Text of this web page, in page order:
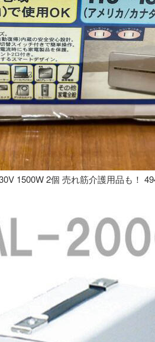
1500W 2個 売れ筋介護用品も！